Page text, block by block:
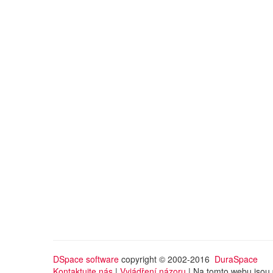
DSpace software copyright © 2002-2016 DuraSpace